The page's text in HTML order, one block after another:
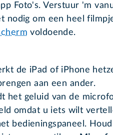
Foto's. Verstuur 'm
nodig om een heel
voldoende.
de iPad of iPhone
aan een ander.
het geluid van de
omdat u iets wilt
bedieningspaneel.